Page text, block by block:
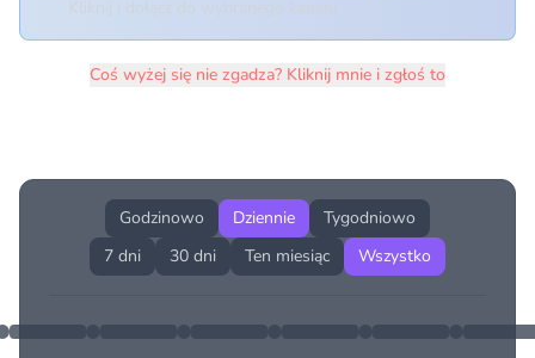
Coś wyżej się nie zgadza? Kliknij mnie i zgłoś to
Godzinowo Dziennie
Tygodniowo
7 dni
30 dni Ten miesiąc Wszystko